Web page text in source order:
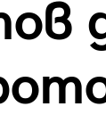
как